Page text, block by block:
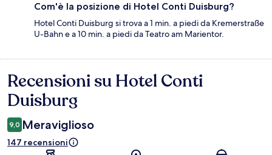
Com'è la posizione di Hotel Conti Duisburg?
Hotel Conti Duisburg si trova a 1 min. a piedi da Kremerstraße
U-Bahn e a 10 min. a piedi da Teatro am Marientor.
Recensioni
Recensioni su Hotel Conti
Duisburg
9,0 Meraviglioso
147 recensioni